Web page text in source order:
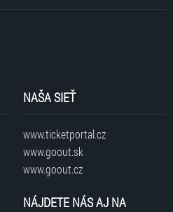
NAŠA SIEŤ
www.ticketportal.cz
www.goout.sk
www.goout.cz
NÁJDETE NÁS AJ NA